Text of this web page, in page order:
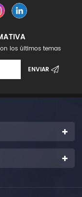
los últimos temas